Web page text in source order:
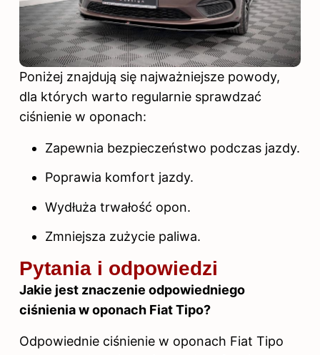
Poniżej znajdują się najważniejsze powody,
dla których warto regularnie sprawdzać
ciśnienie w oponach:
Zapewnia bezpieczeństwo podczas jazdy.
Poprawia komfort jazdy.
Wydłuża trwałość opon.
Zmniejsza zużycie paliwa.
Pytania i odpowiedzi
Jakie jest znaczenie odpowiedniego
ciśnienia w oponach Fiat Tipo?
Odpowiednie ciśnienie w oponach Fiat Tipo